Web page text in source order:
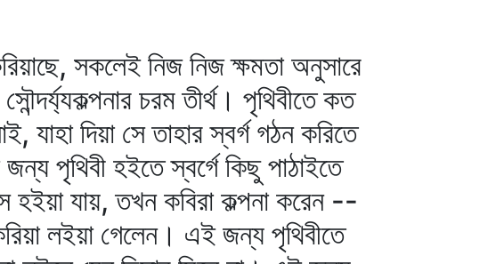
সকলেই নিজ নিজ ক্ষমতা অনুসারে
চরম তীর্থ। পৃথিবীতে কত
দিয়া সে তাহার স্বর্গ গঠন করিতে
পৃথিবী হইতে স্বর্গে কিছু পাঠাইতে
হইয়া যায়, তখন কবিরা কল্পনা করেন --
লইয়া গেলেন। এই জন্য পৃথিবীতে